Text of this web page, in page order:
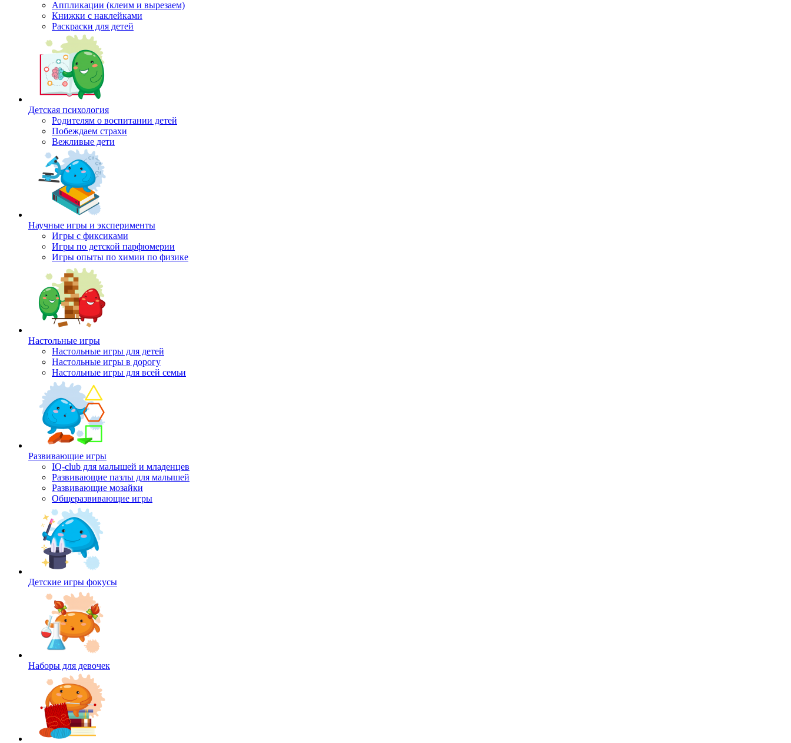
Аппликации (клеим и вырезаем)
Книжки с наклейками
Раскраски для детей
Детская психология
Родителям о воспитании детей
Побеждаем страхи
Вежливые дети
Научные игры и эксперименты
Игры с фиксиками
Игры по детской парфюмерии
Игры опыты по химии по физике
Настольные игры
Настольные игры для детей
Настольные игры в дорогу
Настольные игры для всей семьи
Развивающие игры
IQ-club для малышей и младенцев
Развивающие пазлы для малышей
Развивающие мозайки
Общеразвивающие игры
Детские игры фокусы
Наборы для девочек